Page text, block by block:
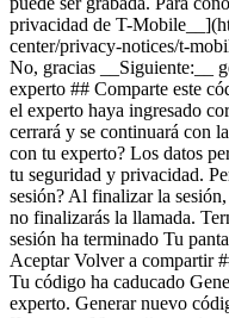
privacidad de T-
center/privacy-notices/t-
No, gracias __Siguiente:__
experto ## Comparte este
el experto haya ingresado
cerrará y se continuará con
con tu experto? Los datos
tu seguridad y privacidad.
sesión? Al finalizar la
no finalizarás la llamada.
sesión ha terminado Tu
Aceptar Volver a compartir
Tu código ha caducado
experto. Generar nuevo